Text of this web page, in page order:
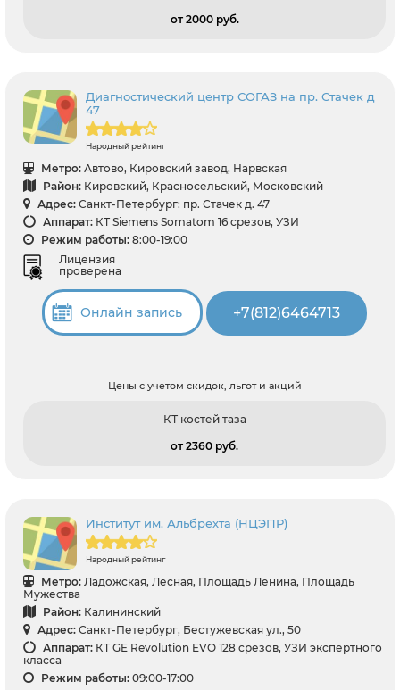
от 2000 pуб.
Диагностический центр СОГАЗ на пр. Стачек д
47
Народный рейтинг
Метро: Автово, Кировский завод, Нарвская
Район: Кировский, Красносельский, Московский
Адрес: Санкт-Петербург: пр. Стачек д. 47
Аппарат: КТ Siemens Somatom 16 срезов, УЗИ
Режим работы: 8:00-19:00
Лицензия
проверена
Онлайн запись +7(812)6464713
Цены с учетом скидок, льгот и акций
КТ костей таза
от 2360 pуб.
Институт им. Альбрехта (НЦЭПР)
Народный рейтинг
Метро: Ладожская, Лесная, Площадь Ленина, Площадь
Мужества
Район: Калининский
Адрес: Санкт-Петербург, Бестужевская ул., 50
Аппарат: КТ GE Revolution EVO 128 срезов, УЗИ экспертного
класса
Режим работы: 09:00-17:00